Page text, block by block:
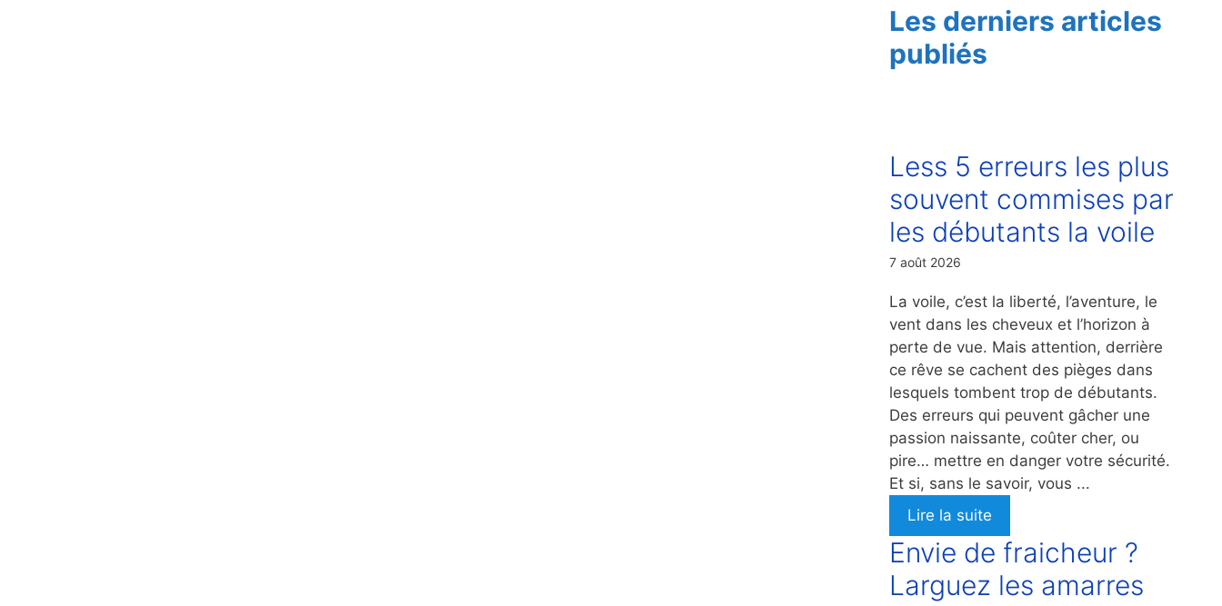
Les derniers articles
publiés
Less 5 erreurs les plus
souvent commises par
les débutants la voile
7 août 2026
La voile, c’est la liberté, l’aventure, le
vent dans les cheveux et l’horizon à
perte de vue. Mais attention, derrière
ce rêve se cachent des pièges dans
lesquels tombent trop de débutants.
Des erreurs qui peuvent gâcher une
passion naissante, coûter cher, ou
pire… mettre en danger votre sécurité.
Et si, sans le savoir, vous ...
Lire la suite
Envie de fraicheur ?
Larguez les amarres